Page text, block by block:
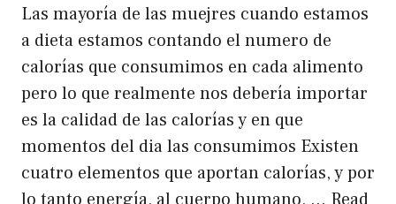
Las mayoría de las muejres cuando estamos
a dieta estamos contando el numero de
calorías que consumimos en cada alimento
pero lo que realmente nos debería importar
es la calidad de las calorías y en que
momentos del dia las consumimos Existen
cuatro elementos que aportan calorías, y por